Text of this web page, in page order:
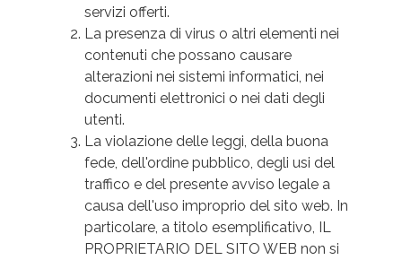
servizi offerti.
La presenza di virus o altri elementi nei
contenuti che possano causare
alterazioni nei sistemi informatici, nei
documenti elettronici o nei dati degli
utenti.
La violazione delle leggi, della buona
fede, dell'ordine pubblico, degli usi del
traffico e del presente avviso legale a
causa dell'uso improprio del sito web. In
particolare, a titolo esemplificativo, IL
PROPRIETARIO DEL SITO WEB non si